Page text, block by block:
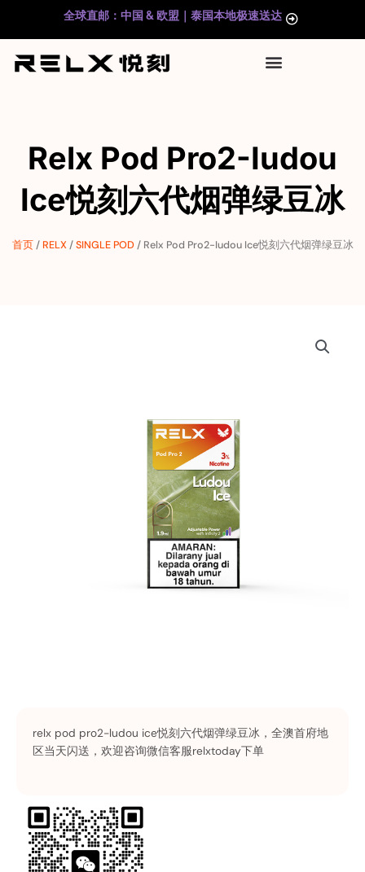
内
全球直邮：中国 & 欧盟｜泰国本地极速送达
Relx Pod Pro2-Iudou
Ice悦刻六代烟弹绿豆冰
首页/ RELX/SINGLE POD/ Relx Pod Pro2-Iudou Ice悦刻六代烟弹绿豆冰
relx pod pro2-ludou ice悦刻六代烟弹绿豆冰，全澳首府地
区当天闪送，欢迎咨询微信客服relxtoday下单